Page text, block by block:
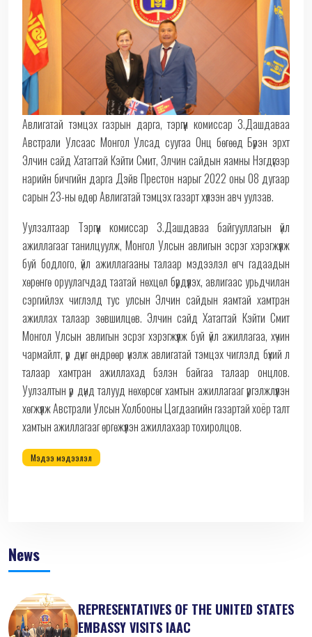
Авлигатай тэмцэх газрын дарга, тэргүүн комиссар З.Дашдаваа
Австрали Улсаас Монгол Улсад суугаа Онц бөгөөд Бүрэн эрхт
Элчин сайд Хатагтай Кэйти Смит, Элчин сайдын яамны Нэгдүгээр
нарийн бичгийн дарга Дэйв Престон нарыг 2022 оны 08 дугаар
сарын 23-ны өдөр Авлигатай тэмцэх газарт хүлээн авч уулзав.
Уулзалтаар Тэргүүн комиссар З.Дашдаваа байгууллагын үйл
ажиллагааг танилцуулж, Монгол Улсын авлигын эсрэг хэрэгжүүлж
буй бодлого, үйл ажиллагааны талаар мэдээлэл өгч гадаадын
хөрөнгө оруулагчдад таатай нөхцөл бүрдүүлэх, авлигаас урьдчилан
сэргийлэх чиглэлд тус улсын Элчин сайдын яамтай хамтран
ажиллах талаар зөвшилцөв. Элчин сайд Хатагтай Кэйти Смит
Монгол Улсын авлигын эсрэг хэрэгжүүлж буй үйл ажиллагаа, хүчин
чармайлт, үр дүнг өндрөөр үнэлж авлигатай тэмцэх чиглэлд бүхий л
талаар хамтран ажиллахад бэлэн байгаа талаар онцлов.
Уулзалтын үр дүнд талууд нөхөрсөг хамтын ажиллагааг үргэлжлүүлэн
хөгжүүлж Австрали Улсын Холбооны Цагдаагийн газартай хоёр талт
хамтын ажиллагааг өргөжүүлэн ажиллахаар тохиролцов.
Мэдээ мэдээлэл
News
REPRESENTATIVES OF THE UNITED STATES
EMBASSY VISITS IAAC